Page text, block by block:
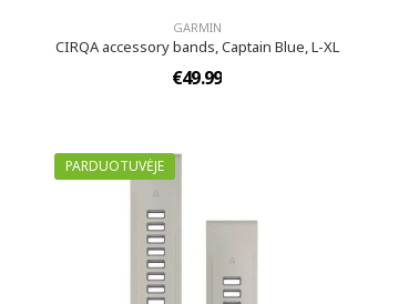
GARMIN
CIRQA accessory bands, Captain Blue, L-XL
€49.99
PARDUOTUVĖJE